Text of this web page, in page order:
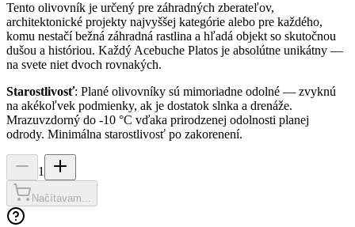
Tento olivovník je určený pre záhradných zberateľov,
architektonické projekty najvyššej kategórie alebo pre každého,
komu nestačí bežná záhradná rastlina a hľadá objekt so skutočnou
dušou a históriou. Každý Acebuche Platos je absolútne unikátny —
na svete niet dvoch rovnakých.
Starostlivosť: Plané olivovníky sú mimoriadne odolné — zvyknú
na akékoľvek podmienky, ak je dostatok slnka a drenáže.
Mrazuvzdorný do -10 °C vďaka prirodzenej odolnosti planej
odrody. Minimálna starostlivosť po zakorenení.
1
Načítavam...